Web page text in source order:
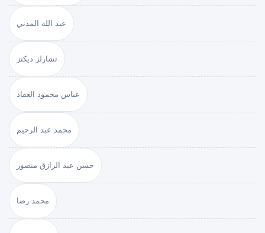
عبد الله المدني
تشارلز ديكنز
عباس محمود العقاد
محمد عبد الرحيم
حسن عبد الرازق منصور
محمد رضا